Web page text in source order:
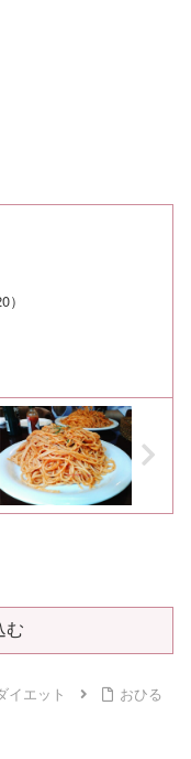
む
イエット
おひる